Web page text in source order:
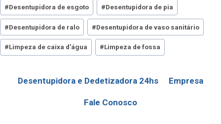
Post:
#Desentupidora de esgoto #Desentupidora de pia
#Desentupidora de ralo #Desentupidora de vaso sanitário
#Limpeza de caixa d'água #Limpeza de fossa
Desentupidora e Dedetizadora 24hs Empresa
Fale Conosco